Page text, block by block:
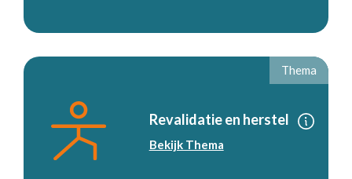
Revalidatie en herstel
Bekijk Thema
Thema